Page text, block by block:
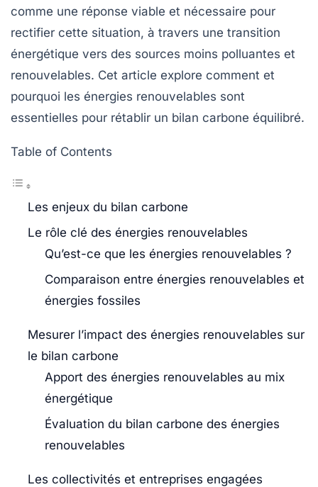
comme une réponse viable et nécessaire pour
rectifier cette situation, à travers une transition
énergétique vers des sources moins polluantes et
renouvelables. Cet article explore comment et
pourquoi les énergies renouvelables sont
essentielles pour rétablir un bilan carbone équilibré.
Table of Contents
Les enjeux du bilan carbone
Le rôle clé des énergies renouvelables
Qu’est-ce que les énergies renouvelables ?
Comparaison entre énergies renouvelables et
énergies fossiles
Mesurer l’impact des énergies renouvelables sur
le bilan carbone
Apport des énergies renouvelables au mix
énergétique
Évaluation du bilan carbone des énergies
renouvelables
Les collectivités et entreprises engagées